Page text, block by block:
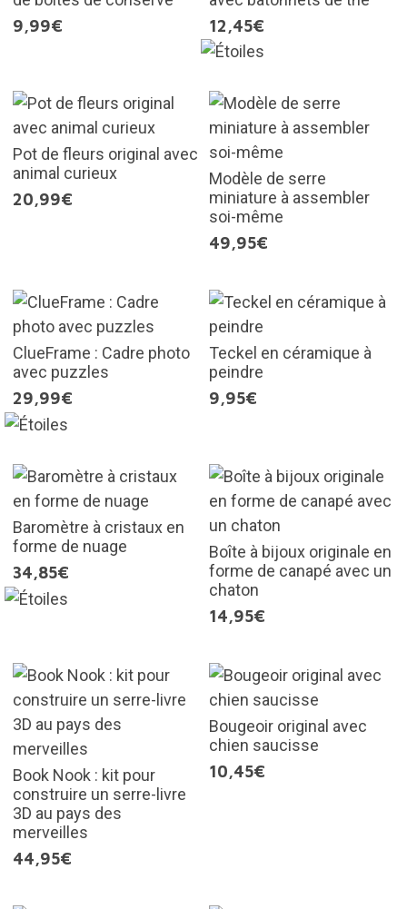
9,99€
12,45€
Pot de fleurs original avec
animal curieux
20,99€
Modèle de serre
miniature à assembler
soi-même
49,95€
ClueFrame : Cadre photo
avec puzzles
29,99€
Teckel en céramique à
peindre
9,95€
Baromètre à cristaux en
forme de nuage
34,85€
Boîte à bijoux originale en
forme de canapé avec un
chaton
14,95€
Book Nook : kit pour
construire un serre-livre
3D au pays des
merveilles
44,95€
Bougeoir original avec
chien saucisse
10,45€